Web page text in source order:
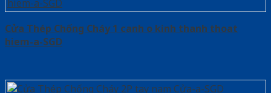
Cửa Thép Chống Cháy 1 canh o kinh thanh thoat
hiem-a-SGD